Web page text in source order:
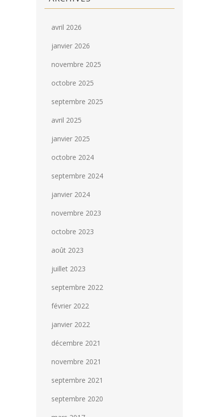
avril 2026
janvier 2026
novembre 2025
octobre 2025
septembre 2025
avril 2025
janvier 2025
octobre 2024
septembre 2024
janvier 2024
novembre 2023
octobre 2023
août 2023
juillet 2023
septembre 2022
février 2022
janvier 2022
décembre 2021
novembre 2021
septembre 2021
septembre 2020